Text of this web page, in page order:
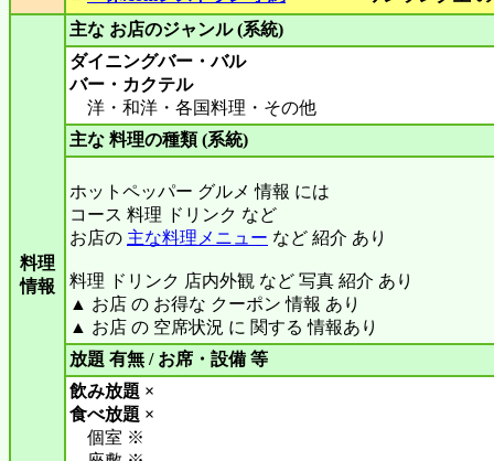
料理
情報
主な お店のジャンル (系統)
ダイニングバー・バル
バー・カクテル
洋・和洋・各国料理・その他
主な 料理の種類 (系統)
ホットペッパー グルメ 情報 には
コース 料理 ドリンク など
お店の 主な料理メニュー など 紹介 あり
料理 ドリンク 店内外観 など 写真 紹介 あり
▲ お店 の お得な クーポン 情報 あり
▲ お店 の 空席状況 に 関する 情報あり
放題 有無 / お席・設備 等
飲み放題 ×
食べ放題 ×
個室 ※